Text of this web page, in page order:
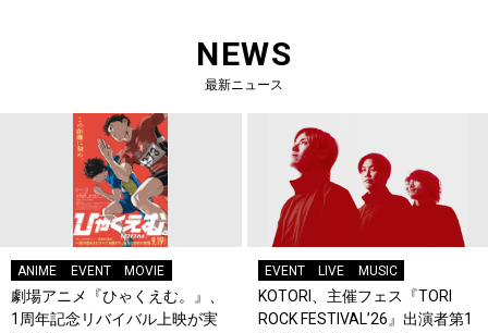
NEWS
最新ニュース
ANIME EVENT MOVIE
劇場アニメ『ひゃくえむ。』、
1周年記念リバイバル上映が実
EVENT LIVE MUSIC
KOTORI、主催フェス『TORI
ROCK FESTIVAL’26』出演者第1